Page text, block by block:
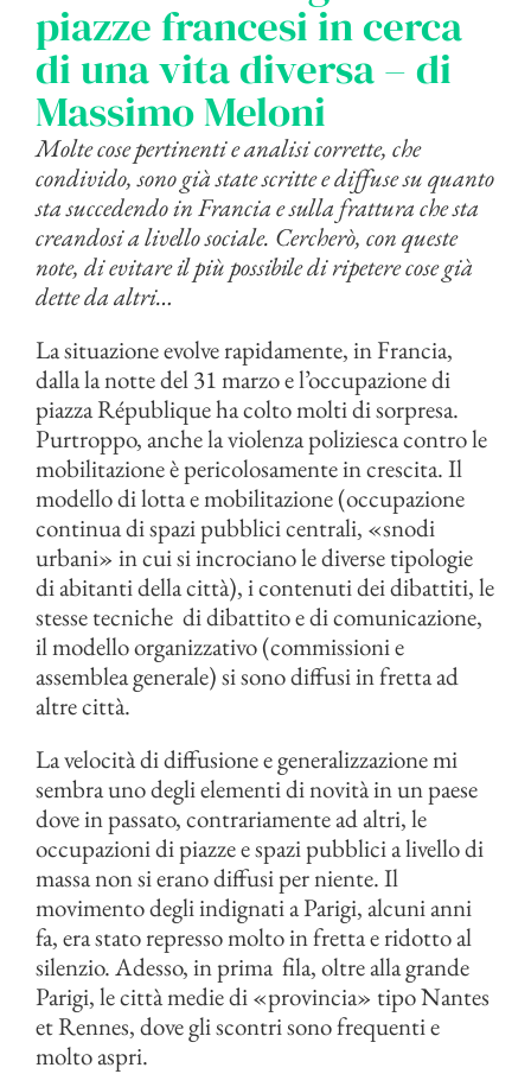
piazze francesi in cerca
di una vita diversa – di
Massimo Meloni
Molte cose pertinenti e analisi corrette, che
condivido, sono già state scritte e diffuse su quanto
sta succedendo in Francia e sulla frattura che sta
creandosi a livello sociale. Cercherò, con queste
note, di evitare il più possibile di ripetere cose già
dette da altri…
La situazione evolve rapidamente, in Francia,
dalla la notte del 31 marzo e l’occupazione di
piazza République ha colto molti di sorpresa.
Purtroppo, anche la violenza poliziesca contro le
mobilitazione è pericolosamente in crescita. Il
modello di lotta e mobilitazione (occupazione
continua di spazi pubblici centrali, «snodi
urbani» in cui si incrociano le diverse tipologie
di abitanti della città), i contenuti dei dibattiti, le
stesse tecniche di dibattito e di comunicazione,
il modello organizzativo (commissioni e
assemblea generale) si sono diffusi in fretta ad
altre città.
La velocità di diffusione e generalizzazione mi
sembra uno degli elementi di novità in un paese
dove in passato, contrariamente ad altri, le
occupazioni di piazze e spazi pubblici a livello di
massa non si erano diffusi per niente. Il
movimento degli indignati a Parigi, alcuni anni
fa, era stato represso molto in fretta e ridotto al
silenzio. Adesso, in prima fila, oltre alla grande
Parigi, le città medie di «provincia» tipo Nantes
et Rennes, dove gli scontri sono frequenti e
molto aspri.